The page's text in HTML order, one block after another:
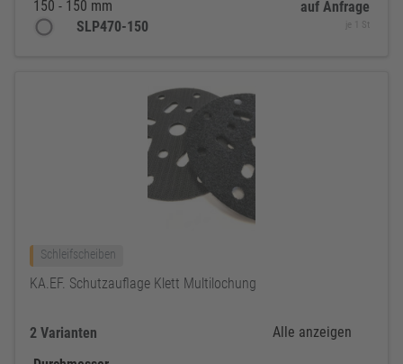
150 - 150 mm
SLP470-150
auf Anfrage
je 1 St
Schleifscheiben
KA.EF. Schutzauflage Klett Multilochung
2 Varianten
Alle anzeigen